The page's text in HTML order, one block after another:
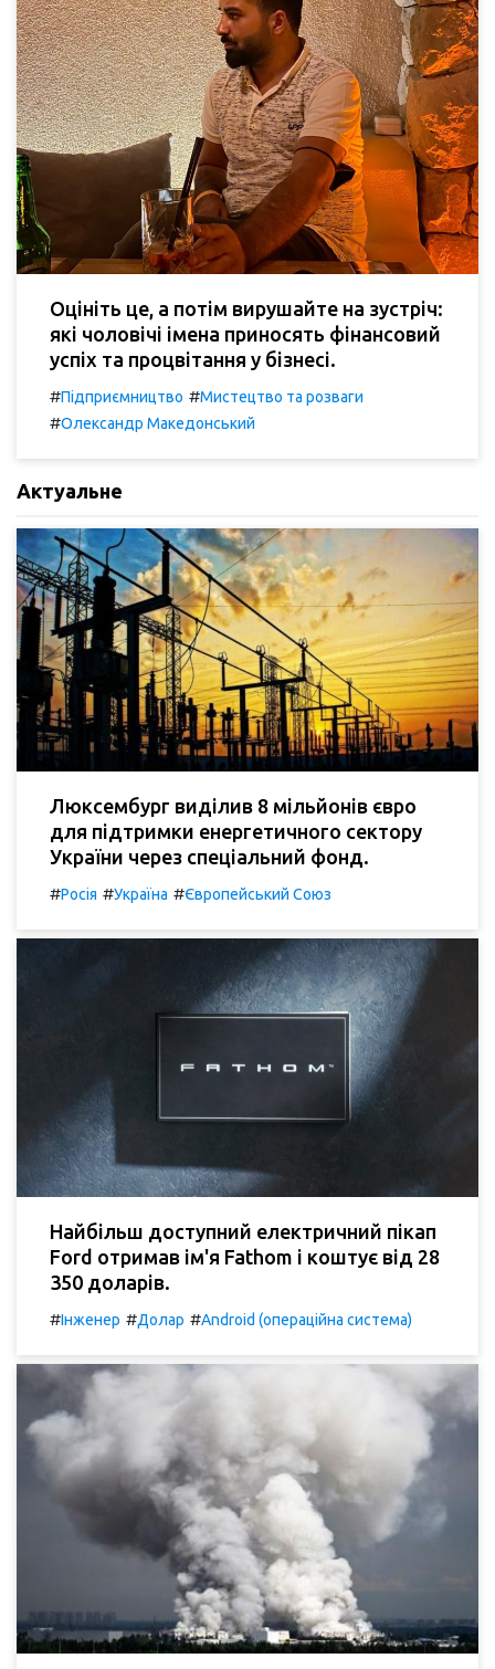
Оцініть це, а потім вирушайте на зустріч:
які чоловічі імена приносять фінансовий
успіх та процвітання у бізнесі.
#Підприємництво #Мистецтво та розваги
#Олександр Македонський
Актуальне
Люксембург виділив 8 мільйонів євро
для підтримки енергетичного сектору
України через спеціальний фонд.
#Росія #Україна #Європейський Союз
Найбільш доступний електричний пікап
Ford отримав ім'я Fathom і коштує від 28
350 доларів.
#Інженер #Долар #Android (операційна система)